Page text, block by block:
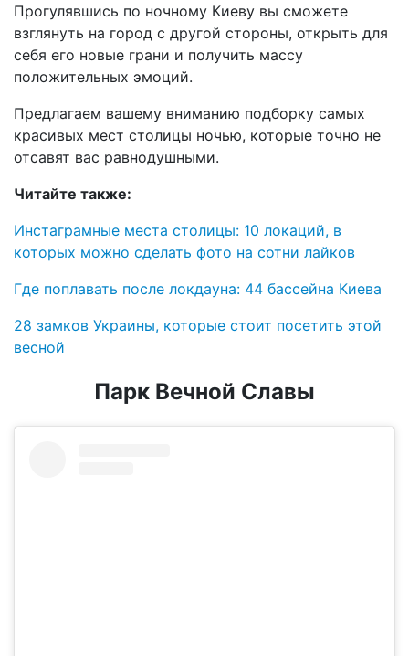
Прогулявшись по ночному Киеву вы сможете
взглянуть на город с другой стороны, открыть для
себя его новые грани и получить массу
положительных эмоций.
Предлагаем вашему вниманию подборку самых
красивых мест столицы ночью, которые точно не
отсавят вас равнодушными.
Читайте также:
Инстаграмные места столицы: 10 локаций, в
которых можно сделать фото на сотни лайков
Где поплавать после локдауна: 44 бассейна Киева
28 замков Украины, которые стоит посетить этой
весной
Парк Вечной Славы